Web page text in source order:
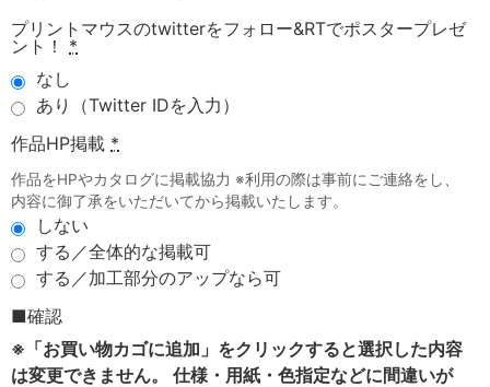
プリントマウスのtwitterをフォロー&RTでポスタープレゼ
ント！
*
なし
あり（Twitter IDを入力）
作品HP掲載 *
作品をHPやカタログに掲載協力 ※利用の際は事前にご連絡をし、
内容に御了承をいただいてから掲載いたします。
しない
する／全体的な掲載可
する／加工部分のアップなら可
■確認
※「お買い物カゴに追加」をクリックすると選択した内容
は変更できません。 仕様・用紙・色指定などに間違いが